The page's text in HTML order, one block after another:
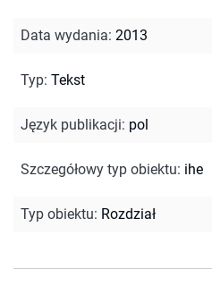
Data wydania: 2013
Typ: Tekst
Język publikacji: pol
Szczegółowy typ obiektu: ihe
Typ obiektu: Rozdział